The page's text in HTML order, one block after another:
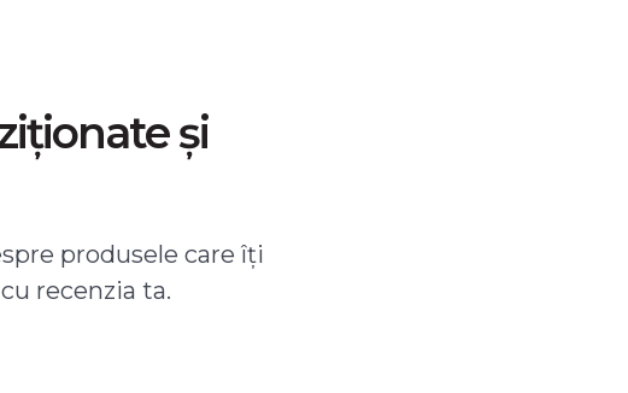
și
produsele care îți
recenzia ta.